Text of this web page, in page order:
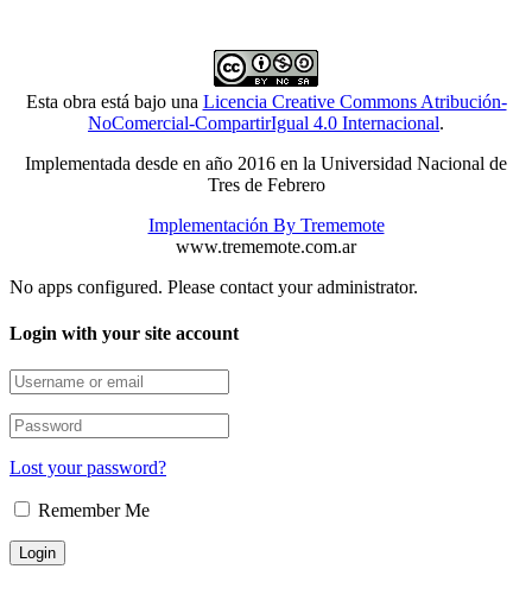
Esta obra está bajo una Licencia Creative Commons Atribución-
NoComercial-CompartirIgual 4.0 Internacional.
Implementada desde en año 2016 en la Universidad Nacional de
Tres de Febrero
Implementación By Trememote
www.trememote.com.ar
No apps configured. Please contact your administrator.
Login with your site account
Lost your password?
Remember Me